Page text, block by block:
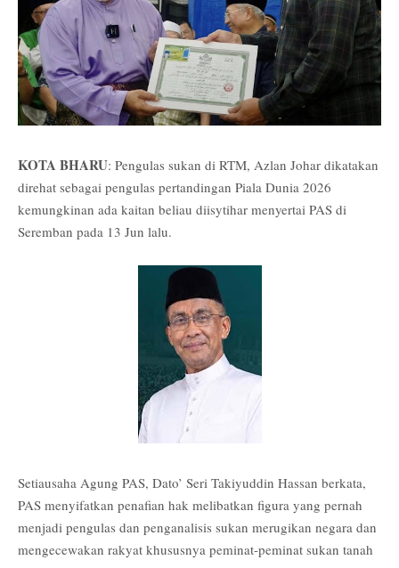
KOTA BHARU: Pengulas sukan di RTM, Azlan Johar dikatakan
direhat sebagai pengulas pertandingan Piala Dunia 2026
kemungkinan ada kaitan beliau diisytihar menyertai PAS di
Seremban pada 13 Jun lalu.
Setiausaha Agung PAS, Dato’ Seri Takiyuddin Hassan berkata,
PAS menyifatkan penafian hak melibatkan figura yang pernah
menjadi pengulas dan penganalisis sukan merugikan negara dan
mengecewakan rakyat khususnya peminat-peminat sukan tanah